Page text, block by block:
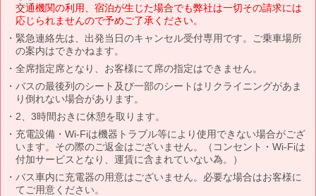
交通機関の利用、宿泊が生じた場合でも弊社は一切その請求には
応じられませんので予めご了承ください。
緊急連絡先は、出発当日のキャンセル受付専用です。ご乗車場所
の案内はできかねます。
全席指定席となり、お客様にて席の指定はできません。
バスの最後列のシート及び一部のシートはリクライニングがあま
り倒れない場合があります。
2、3時間おきに休憩を取ります。
充電設備・Wi-Fiは機器トラブル等により使用できない場合がござ
います。その際のご返金はございません。（コンセント・Wi-Fiは
付加サービスとなり、運賃に含まれていない為。）
バス車内に充電器の用意はございません。必要な場合はお客様に
てご用意ください。